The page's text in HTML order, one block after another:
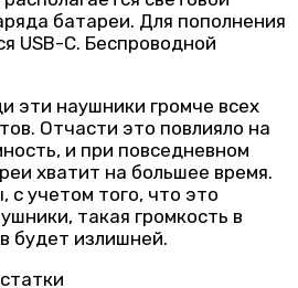
батареи. Для пополнения
USB-C. Беспроводной
эти наушники громче всех
Отчасти это повлияло на
и при повседневном
хватит на большее время.
с учетом того, что это
такая громкость в
будет излишней.